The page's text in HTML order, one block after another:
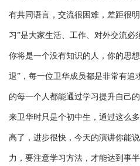
有共同语言，交流很困难，差距很
习”是大家生活、工作、对外交流必
你将是一个没有知识的人，你的思
退”，每一位卫华成员都是非常有追
的每一个人都能通过学习提升自己
来卫华时只是个初中生，通过这么
高了，进步很快，今天的演讲你能
力，要注意学习方法，才能达到事